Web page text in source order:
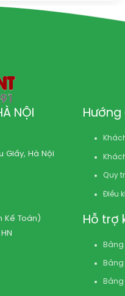
NỘI
Giấy, Hà Nội
Kế Toán)
Quy
Điều
Hỗ trợ
Bảng
Bảng